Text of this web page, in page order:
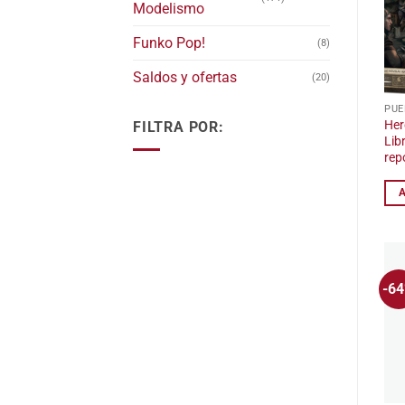
Modelismo
Funko Pop! (8)
Saldos y ofertas (20)
FILTRA POR:
-